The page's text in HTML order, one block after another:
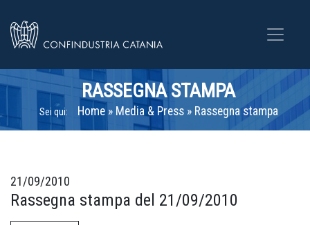
RASSEGNA STAMPA
Sei qui: Home» Media & Press» Rassegna stampa
21/09/2010
Rassegna stampa del 21/09/2010